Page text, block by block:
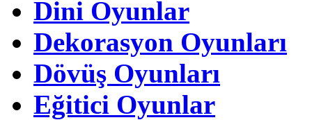
Dini Oyunlar
Dekorasyon Oyunları
Dövüş Oyunları
Eğitici Oyunlar